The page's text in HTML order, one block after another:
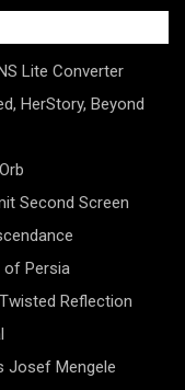
Lite Converter
HerStory, Beyond
Second Screen
of Persia
Reflection
Josef Mengele